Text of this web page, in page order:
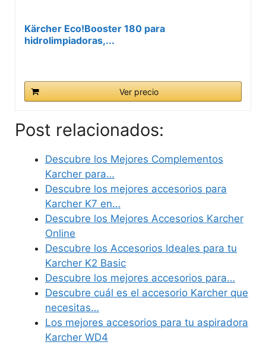
Kärcher Eco!Booster 180 para
hidrolimpiadoras,...
Ver precio
Post relacionados:
Descubre los Mejores Complementos
Karcher para…
Descubre los mejores accesorios para
Karcher K7 en…
Descubre los Mejores Accesorios Karcher
Online
Descubre los Accesorios Ideales para tu
Karcher K2 Basic
Descubre los mejores accesorios para…
Descubre cuál es el accesorio Karcher que
necesitas…
Los mejores accesorios para tu aspiradora
Karcher WD4